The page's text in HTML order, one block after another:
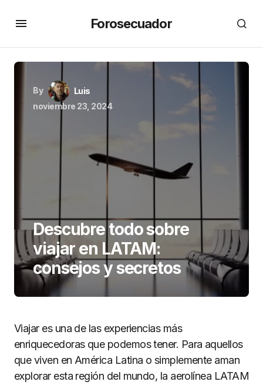
Forosecuador
By
Luis
noviembre 23, 2024
Descubre todo sobre
viajar en LATAM:
consejos y secretos
Viajar es una de las experiencias más
enriquecedoras que podemos tener. Para aquellos
que viven en América Latina o simplemente aman
explorar esta región del mundo, la aerolínea LATAM